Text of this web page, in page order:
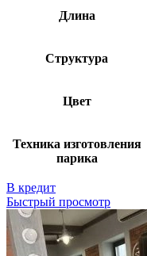
Длина
Структура
Цвет
Техника изготовления
парика
В кредит
Быстрый просмотр